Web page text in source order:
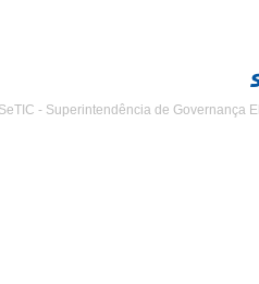
- Superintendência de Governança